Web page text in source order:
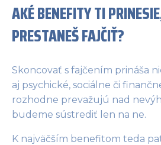
AKÉ BENEFITY TI
PRESTANEŠ FAJČIŤ?
Skoncovať s fajčením prináša
aj psychické, sociálne či
rozhodne prevažujú nad
budeme sústrediť len na ne.
K najväčším benefitom teda